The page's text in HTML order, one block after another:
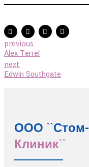
previous
Alex Terrel
next
Edwin Southgate
ООО ``Стом-
Клиник``